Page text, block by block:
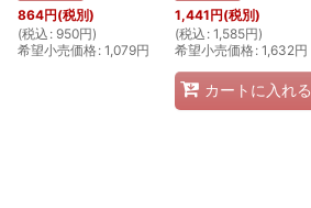
864円(税別)
(税込 : 950円)
希望小売価格: 1,079円
1,441円(税別)
(税込 : 1,585円)
希望小売価格: 1,632円
カートに入れる